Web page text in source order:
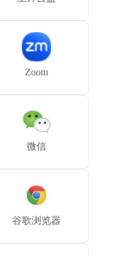
Zoom
微信
谷歌浏览器